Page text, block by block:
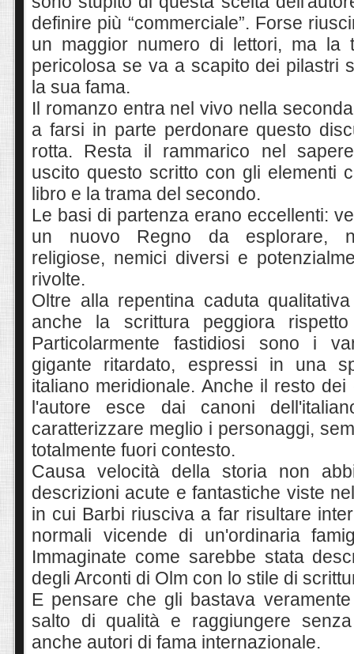
definire più “commerciale”. Forse
un maggior numero di lettori, ma la
pericolosa se va a scapito dei pilastri
la sua fama.
Il romanzo entra nel vivo nella
a farsi in parte perdonare questo
rotta. Resta il rammarico nel
uscito questo scritto con gli elementi
libro e la trama del secondo.
Le basi di partenza erano eccellenti:
un nuovo Regno da esplorare,
religiose, nemici diversi e
rivolte.
Oltre alla repentina caduta
anche la scrittura peggiora
Particolarmente fastidiosi sono i
gigante ritardato, espressi in una
italiano meridionale. Anche il resto dei
l'autore esce dai canoni
caratterizzare meglio i personaggi,
totalmente fuori contesto.
Causa velocità della storia non
descrizioni acute e fantastiche viste
in cui Barbi riusciva a far risultare
normali vicende di un'ordinaria
Immaginate come sarebbe stata
degli Arconti di Olm con lo stile di
E pensare che gli bastava
salto di qualità e raggiungere
anche autori di fama internazionale.